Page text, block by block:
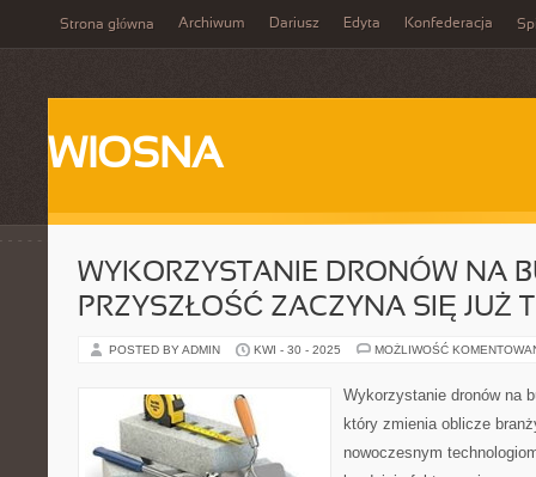
Strona główna Archiwum Dariusz Edyta Konfederacja
WIOSNA
WYKORZYSTANIE DRONÓW NA
PRZYSZŁOŚĆ ZACZYNA SIĘ JUŻ
POSTED BY ADMIN KWI - 30 - 2025 MOŻLIWOŚĆ
Wykorzystanie dronów na
który zmienia oblicze
nowoczesnym